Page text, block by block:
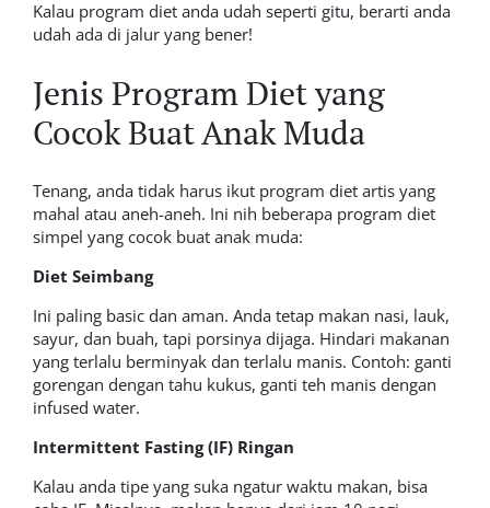
Kalau program diet anda udah seperti gitu, berarti anda
udah ada di jalur yang bener!
Jenis Program Diet yang
Cocok Buat Anak Muda
Tenang, anda tidak harus ikut program diet artis yang
mahal atau aneh-aneh. Ini nih beberapa program diet
simpel yang cocok buat anak muda:
Diet Seimbang
Ini paling basic dan aman. Anda tetap makan nasi, lauk,
sayur, dan buah, tapi porsinya dijaga. Hindari makanan
yang terlalu berminyak dan terlalu manis. Contoh: ganti
gorengan dengan tahu kukus, ganti teh manis dengan
infused water.
Intermittent Fasting (IF) Ringan
Kalau anda tipe yang suka ngatur waktu makan, bisa